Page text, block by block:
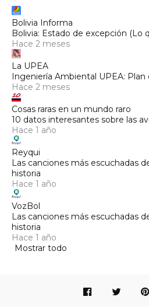
Bolivia Informa
Bolivia: Estado de excepción (Lo
Hace 2 meses
La UPEA
Ingeniería Ambiental UPEA: Plan
Hace 2 meses
Cosas raras en un mundo raro
10 datos interesantes sobre las
Hace 1 año
Reyqui
Las canciones más escuchadas
historia
Hace 1 año
VozBol
Las canciones más escuchadas
historia
Hace 1 año
Mostrar todo